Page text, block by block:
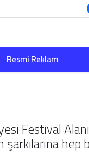
Resmi Reklam
Festival
hep